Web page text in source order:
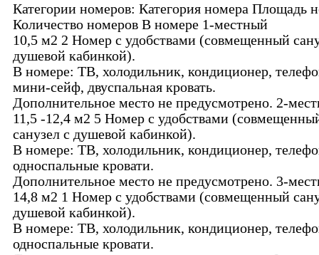
Категории номеров: Категория номера Площадь
Количество номеров В номере 1-местный
10,5 м2 2 Номер с удобствами (совмещенный
душевой кабинкой).
В номере: ТВ, холодильник, кондиционер,
мини-сейф, двуспальная кровать.
Дополнительное место не предусмотрено. 2-
11,5 -12,4 м2 5 Номер с удобствами
санузел с душевой кабинкой).
В номере: ТВ, холодильник, кондиционер,
односпальные кровати.
Дополнительное место не предусмотрено. 3-
14,8 м2 1 Номер с удобствами (совмещенный
душевой кабинкой).
В номере: ТВ, холодильник, кондиционер,
односпальные кровати.